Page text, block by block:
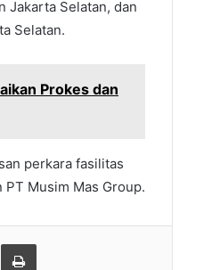
Jakarta Selatan, dan
Selatan.
Prokes dan
perkara fasilitas
Musim Mas Group.